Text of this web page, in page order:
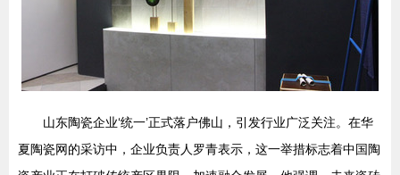
山东陶瓷企业‘统一’正式落户佛山，引发行业广泛关注。在华
夏陶瓷网的采访中，企业负责人罗青表示，这一举措标志着中国陶